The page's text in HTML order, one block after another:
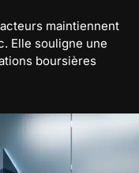
maintiennent
Elle souligne une
boursières